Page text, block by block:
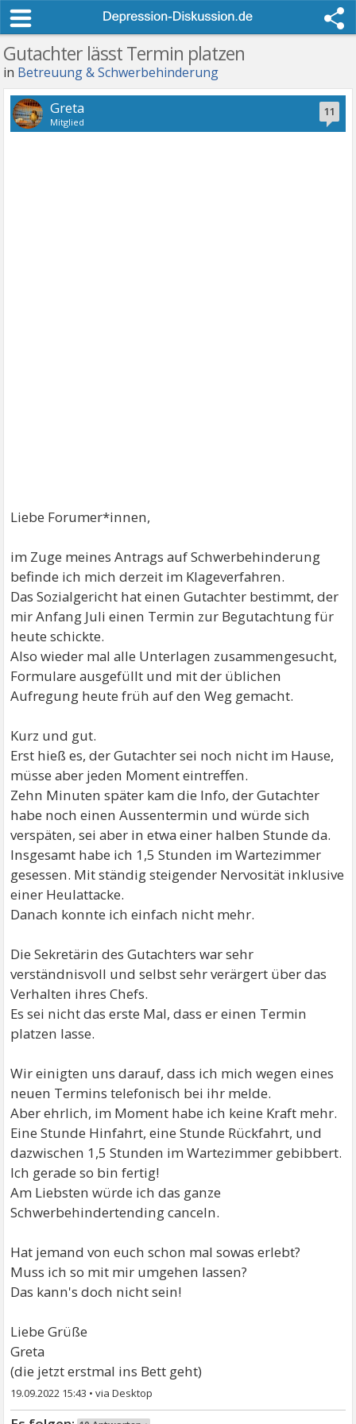
Gutachter lässt Termin platzen
in Betreuung & Schwerbehinderung
11
Greta
Mitglied
Liebe Forumer*innen,
im Zuge meines Antrags auf Schwerbehinderung
befinde ich mich derzeit im Klageverfahren.
Das Sozialgericht hat einen Gutachter bestimmt, der
mir Anfang Juli einen Termin zur Begutachtung für
heute schickte.
Also wieder mal alle Unterlagen zusammengesucht,
Formulare ausgefüllt und mit der üblichen
Aufregung heute früh auf den Weg gemacht.
Kurz und gut.
Erst hieß es, der Gutachter sei noch nicht im Hause,
müsse aber jeden Moment eintreffen.
Zehn Minuten später kam die Info, der Gutachter
habe noch einen Aussentermin und würde sich
verspäten, sei aber in etwa einer halben Stunde da.
Insgesamt habe ich 1,5 Stunden im Wartezimmer
gesessen. Mit ständig steigender Nervosität inklusive
einer Heulattacke.
Danach konnte ich einfach nicht mehr.
Die Sekretärin des Gutachters war sehr
verständnisvoll und selbst sehr verärgert über das
Verhalten ihres Chefs.
Es sei nicht das erste Mal, dass er einen Termin
platzen lasse.
Wir einigten uns darauf, dass ich mich wegen eines
neuen Termins telefonisch bei ihr melde.
Aber ehrlich, im Moment habe ich keine Kraft mehr.
Eine Stunde Hinfahrt, eine Stunde Rückfahrt, und
dazwischen 1,5 Stunden im Wartezimmer gebibbert.
Ich gerade so bin fertig!
Am Liebsten würde ich das ganze
Schwerbehindertending canceln.
Hat jemand von euch schon mal sowas erlebt?
Muss ich so mit mir umgehen lassen?
Das kann's doch nicht sein!
Liebe Grüße
Greta
(die jetzt erstmal ins Bett geht)
19.09.2022 15:43 •